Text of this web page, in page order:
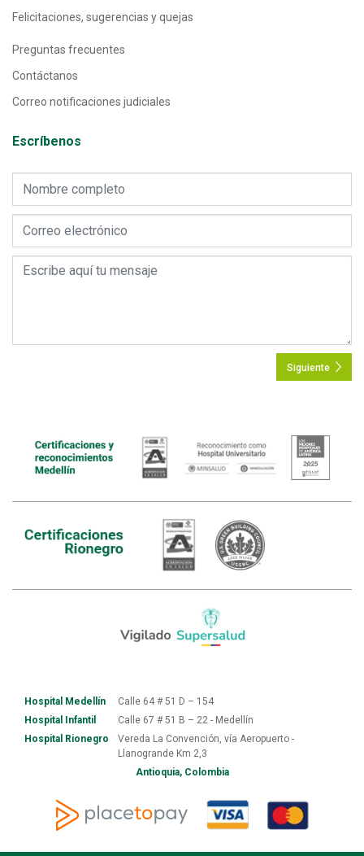
Felicitaciones, sugerencias y quejas
Preguntas frecuentes
Contáctanos
Correo notificaciones judiciales
Escríbenos
Siguiente
Hospital Medellín
Calle 64 # 51 D – 154
Hospital Infantil
Calle 67 # 51 B – 22 - Medellín
Hospital Rionegro
Vereda La Convención, vía Aeropuerto -
Llanogrande Km 2,3
Antioquia, Colombia